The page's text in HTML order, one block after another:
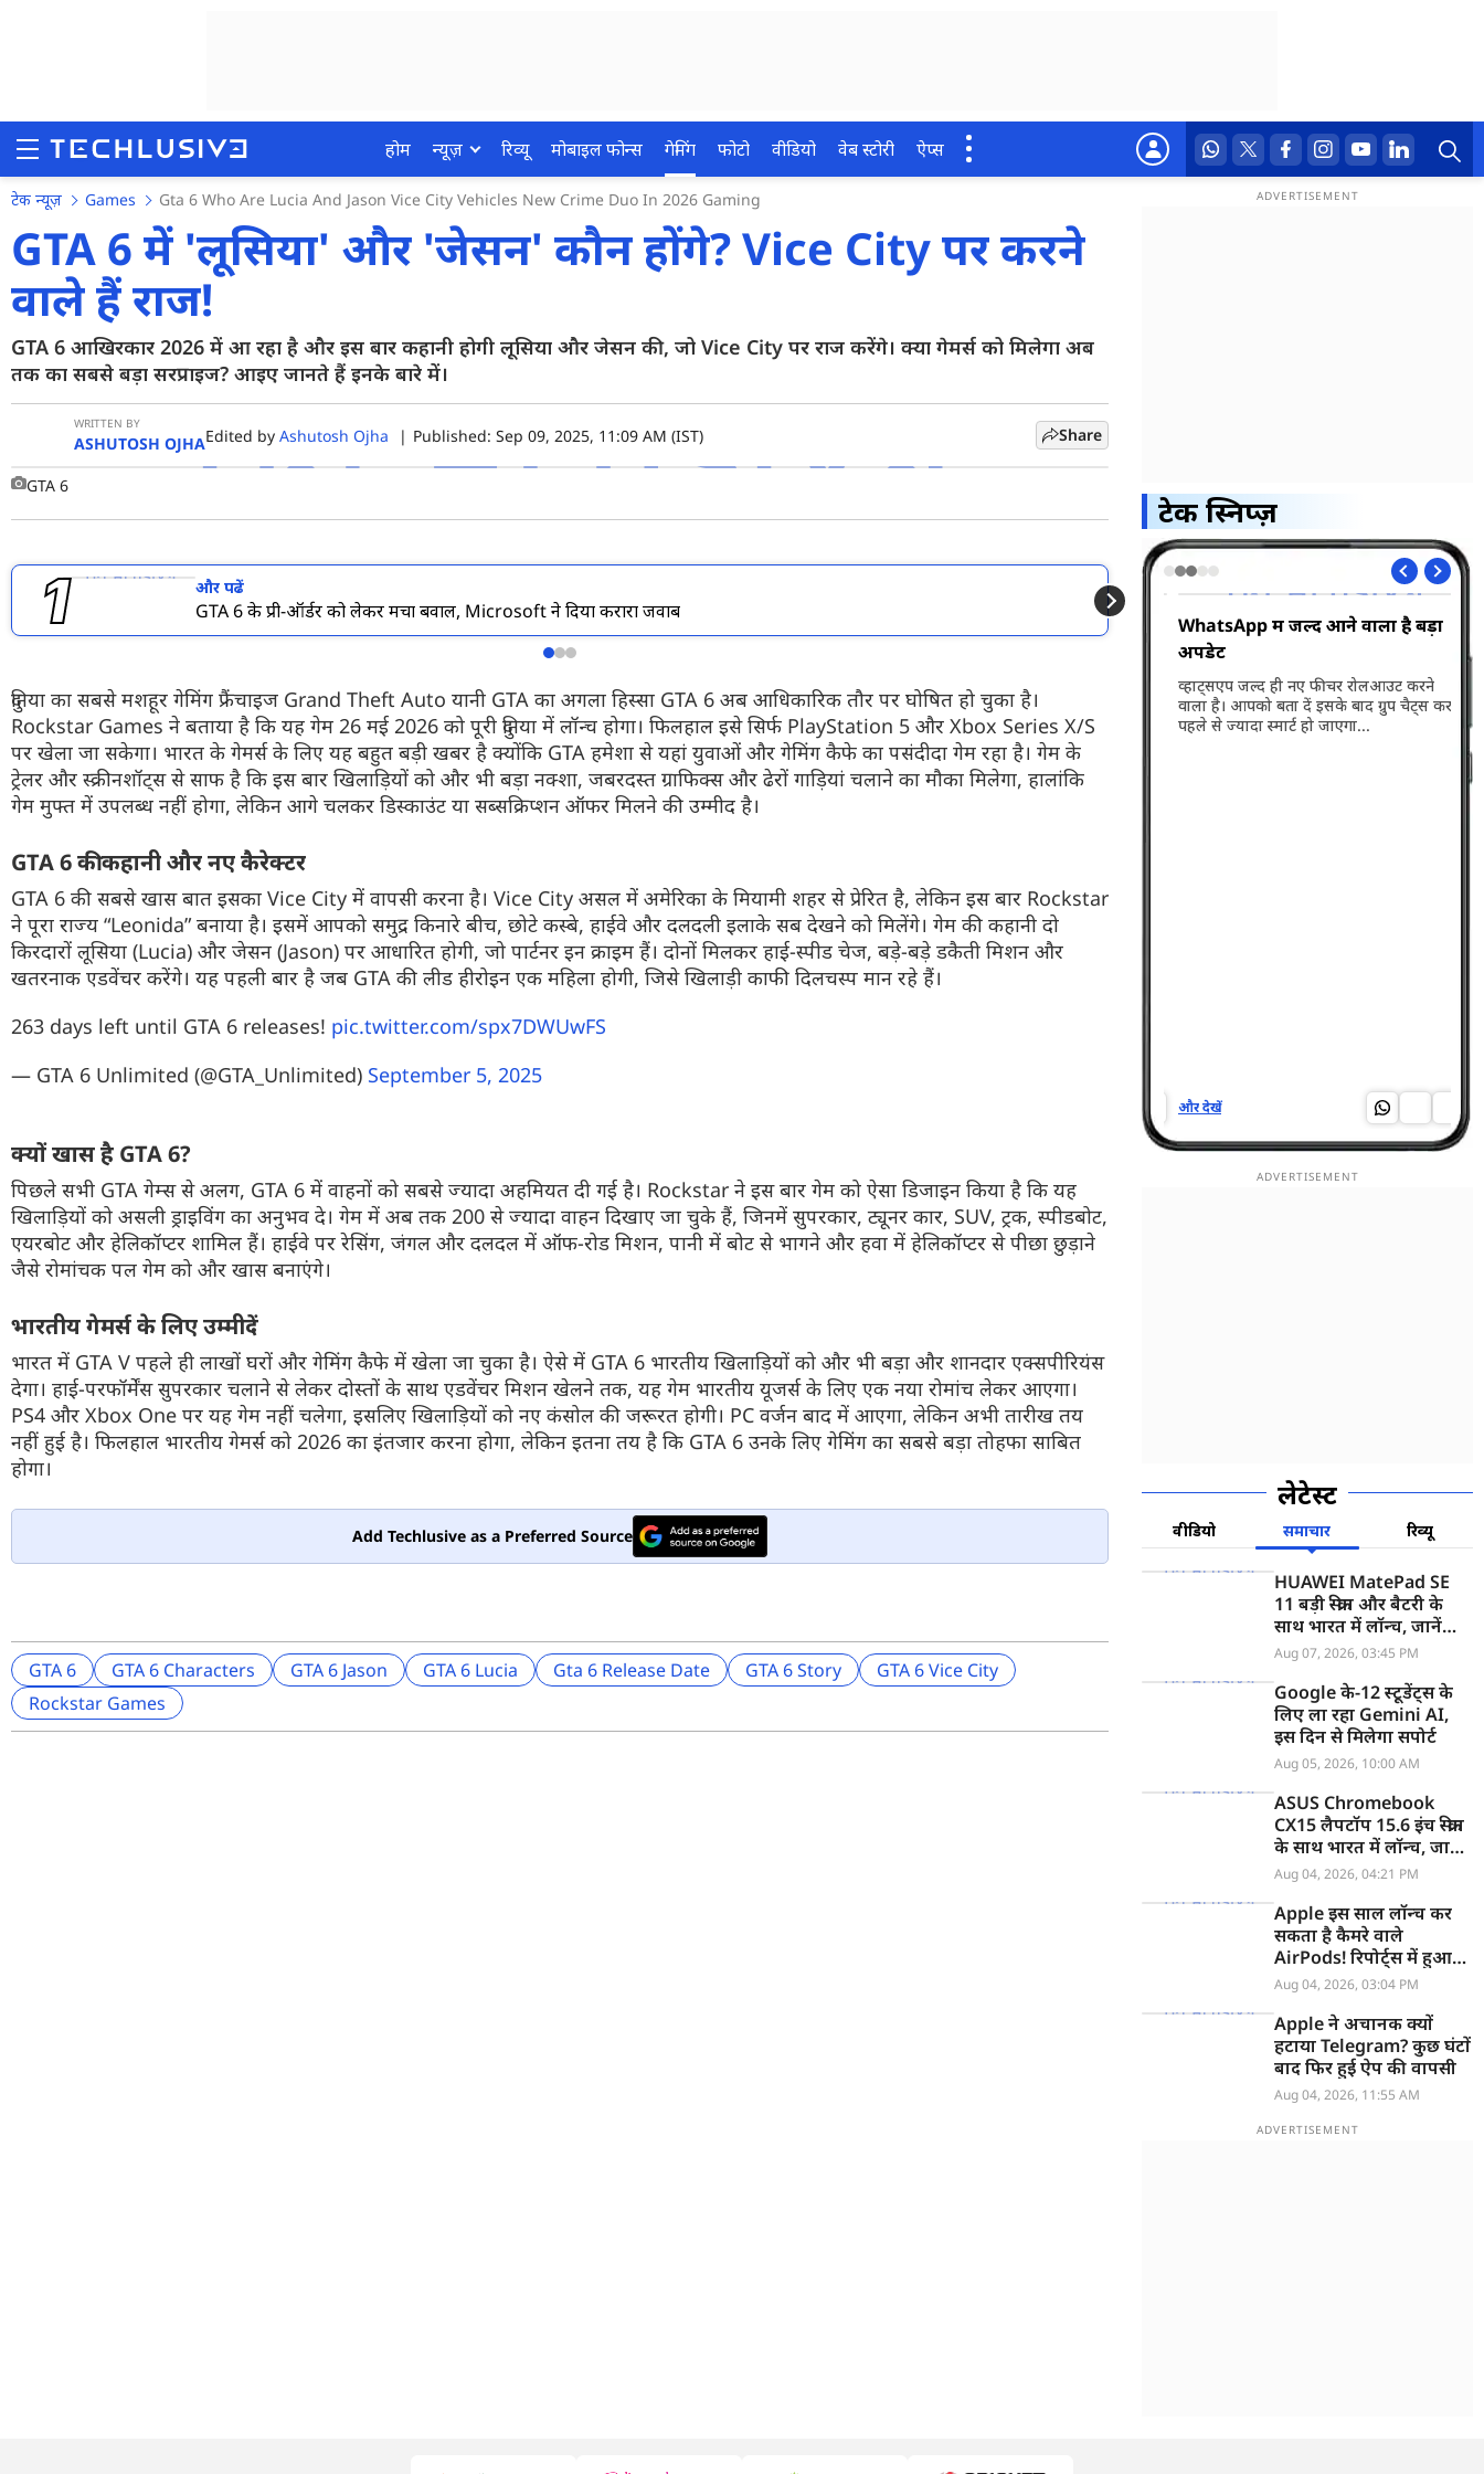
होम न्यूज़ रिव्यू मोबाइल फोन्स गेमिंग फोटो वीडियो वेब स्टोरी ऐप्स
होम
न्यूज़
रिव्यू
मोबाइल फोन्स
गेमिंग
फोटो
वीडियो
वेब स्टोरी
डील्स
टेक न्यूज़ Games Gta 6 Who Are Lucia And Jason Vice City Vehicles New Crime Duo In 2026 Gaming
GTA 6 में 'लूसिया' और 'जेसन' कौन होंगे? Vice City पर करने
वाले हैं राज!
GTA 6 आखिरकार 2026 में आ रहा है और इस बार कहानी होगी लूसिया और जेसन की, जो Vice City पर राज करेंगे। क्या गेमर्स को मिलेगा अब
तक का सबसे बड़ा सरप्राइज? आइए जानते हैं इनके बारे में।
WRITTEN BY
ASHUTOSH OJHAEdited by Ashutosh Ojha | Published: Sep 09, 2025, 11:09 AM (IST) Share
GTA 6
और पढें
GTA 6 के प्री-ऑर्डर को लेकर मचा बवाल, Microsoft ने दिया करारा जवाब Xbox खरीदना अब
दुनिया का सबसे मशहूर गेमिंग फ्रैंचाइज Grand Theft Auto यानी GTA का अगला हिस्सा GTA 6 अब आधिकारिक तौर पर घोषित हो चुका है।
Rockstar Games ने बताया है कि यह गेम 26 मई 2026 को पूरी दुनिया में लॉन्च होगा। फिलहाल इसे सिर्फ PlayStation 5 और Xbox Series X/S
पर खेला जा सकेगा। भारत के गेमर्सके लिए यह बहुत बड़ी खबर है क्योंकि GTA हमेशा से यहां युवाओं और गेमिंग कैफे का पसंदीदा गेम रहा है। गेम के
ट्रेलर और स्क्रीनशॉट्ससे साफ है कि इस बार खिलाड़ियों को और भी बड़ा नक्शा, जबरदस्त ग्राफिक्सऔर ढेरों गाड़ियां चलाने का मौका मिलेगा, हालांकि
गेम मुफ्त में उपलब्ध नहीं होगा, लेकिन आगे चलकर डिस्काउंट या सब्सक्रिप्शन ऑफर मिलने की उम्मीद है।
GTA 6कीकहानीऔर नएकैरेक्टर
GTA 6 की सबसे खास बात इसका Vice City में वापसी करना है। Vice City असल में अमेरिका के मियामी शहर से प्रेरित है, लेकिन इस बार Rockstar
ने पूरा राज्य “Leonida”बनाया है। इसमें आपको समुद्र किनारे बीच, छोटे कस्बे, हाईवे और दलदली इलाके सब देखने को मिलेंगे। गेम की कहानी दो
किरदारों लूसिया (Lucia) और जेसन (Jason) पर आधारित होगी, जो पार्टनर इन क्राइम हैं। दोनों मिलकर हाई-स्पीड चेज, बड़े-बड़े डकैती मिशन और
खतरनाक एडवेंचर करेंगे। यह पहली बार है जब GTA की लीड हीरोइन एक महिला होगी, जिसे खिलाड़ी काफी दिलचस्प मान रहे हैं।
263 days left until GTA 6 releases! pic.twitter.com/spx7DWUwFS
— GTA 6 Unlimited (@GTA_Unlimited) September 5, 2025
क्यों खास है GTA 6?
पिछले सभी GTA गेम्ससे अलग, GTA 6 में वाहनों को सबसे ज्यादा अहमियत दी गई है। Rockstar ने इस बार गेम को ऐसा डिजाइन किया है कि यह
खिलाड़ियों को असली ड्राइविंग का अनुभव दे। गेम में अब तक 200 से ज्यादा वाहन दिखाए जा चुके हैं, जिनमें सुपरकार,ट्यूनर कार, SUV, ट्रक, स्पीडबोट,
एयरबोट और हेलिकॉप्टर शामिल हैं। हाईवे पररेसिंग, जंगल और दलदल में ऑफ-रोड मिशन, पानी में बोट से भागने और हवा में हेलिकॉप्टर से पीछा छुड़ाने
जैसे रोमांचक पल गेम को और खास बनाएंगे।
भारतीयगेमर्सके लिए उम्मीदें
भारत में GTA V पहले ही लाखों घरों और गेमिंग कैफे में खेला जा चुका है। ऐसे में GTA 6 भारतीय खिलाड़ियों को और भी बड़ा और शानदार एक्सपीरियंस
देगा। हाई-परफॉर्मेंस सुपरकार चलाने से लेकर दोस्तों के साथ एडवेंचर मिशन खेलने तक, यह गेम भारतीय यूजर्सके लिए एक नया रोमांच लेकर आएगा।
PS4 और Xbox One पर यह गेम नहीं चलेगा, इसलिए खिलाड़ियों को नए कंसोल की जरूरत होगी। PC वर्जन बाद में आएगा, लेकिन अभी तारीख तय
नहीं हुई है। फिलहाल भारतीय गेमर्सको 2026 का इंतजार करना होगा, लेकिन इतना तय है कि GTA 6 उनके लिए गेमिंग का सबसे बड़ा तोहफा साबित
होगा।
Add Techlusive as a Preferred Source
GTA 6 GTA 6 Characters GTA 6 Jason GTA 6 Lucia Gta 6 Release Date GTA 6 Story
GTA 6 Vice City
Rockstar Games
टेक स्निप्ज़
Redmi Note 17 5G भारत में हुआ
लॉन्च
Redmi Note 17 5G भारत में लॉन्च हो गया है।
इस स्मार्टफोन की सबसे बड़ी खासियत इसकी
8000mAh की बड़ी बैटरी है। जानते हैं इसकी
कीमत और सभी फीचर्स के बारे में...
है। कंपनी ने इस प्लान को बंद कर दिया है...
WhatsApp में जल्द आने वाला है बड़ा
अपडेट
व्हाट्सएप जल्द ही नए फीचर रोलआउट करने
वाला है। आपको बता दें इसके बाद ग्रुप चैट्स करना
पहले से ज्यादा स्मार्ट हो जाएगा...
और देखें
लेटेस्ट
वीडियो समाचार रिव्यू
HUAWEI MatePad SE
11 बड़ी स्क्रीन और बैटरी के
साथ भारत में लॉन्च, जानें
कीमत
Aug 07, 2026, 03:45 PM
Google के-12 स्टूडेंट्स के
लिए ला रहा Gemini AI,
इस दिन से मिलेगा सपोर्ट
Aug 05, 2026, 10:00 AM
ASUS Chromebook
CX15 लैपटॉप 15.6 इंच स्क्रीन
के साथ भारत में लॉन्च, जानें
कीमत
Aug 04, 2026, 04:21 PM
Apple इस साल लॉन्च कर
सकता है कैमरे वाले
AirPods! रिपोर्ट्स में हुआ
खुलासा
Aug 04, 2026, 03:04 PM
Apple ने अचानक क्यों
हटाया Telegram? कुछ घंटों
बाद फिर हुई ऐप की वापसी
Aug 04, 2026, 11:55 AM